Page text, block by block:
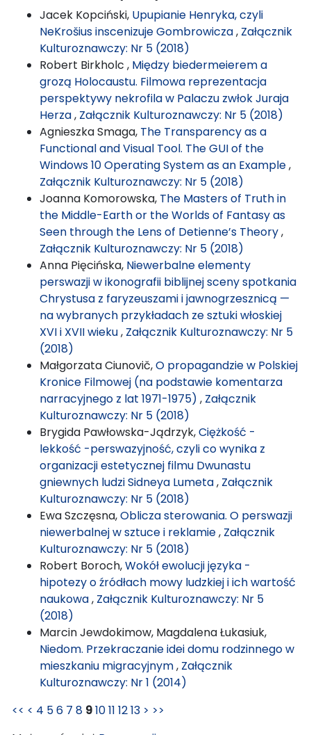
Jacek Kopciński, Upupianie Henryka, czyli
NeKrošius inscenizuje Gombrowicza, Załącznik
Kulturoznawczy: Nr 5 (2018)
Robert Birkholc , Między biedermeierem a
grozą Holocaustu. Filmowa reprezentacja
perspektywy nekrofila w Palaczu zwłok Juraja
Herza, Załącznik Kulturoznawczy: Nr 5 (2018)
Agnieszka Smaga, The Transparency as a
Functional and Visual Tool. The GUI of the
Windows 10 Operating System as an Example,
Załącznik Kulturoznawczy: Nr 5 (2018)
Joanna Komorowska, The Masters of Truth in
the Middle-Earth or the Worlds of Fantasy as
Seen through the Lens of Detienne’s Theory,
Załącznik Kulturoznawczy: Nr 5 (2018)
Anna Pięcińska, Niewerbalne elementy
perswazji w ikonografii biblijnej sceny spotkania
Chrystusa z faryzeuszami i jawnogrzesznicą —
na wybranych przykładach ze sztuki włoskiej
XVI i XVII wieku, Załącznik Kulturoznawczy: Nr 5
(2018)
Małgorzata Ciunovič,O propagandzie w Polskiej
Kronice Filmowej (na podstawie komentarza
narracyjnego z lat 1971-1975) , Załącznik
Kulturoznawczy: Nr 5 (2018)
Brygida Pawłowska-Jądrzyk,Ciężkość -
lekkość -perswazyjność, czyli co wynika z
organizacji estetycznej filmu Dwunastu
gniewnych ludzi Sidneya Lumeta, Załącznik
Kulturoznawczy: Nr 5 (2018)
Ewa Szczęsna,Oblicza sterowania. O perswazji
niewerbalnej w sztuce i reklamie, Załącznik
Kulturoznawczy: Nr 5 (2018)
Robert Boroch,Wokół ewolucji języka -
hipotezy o źródłach mowy ludzkiej i ich wartość
naukowa, Załącznik Kulturoznawczy: Nr 5
(2018)
Marcin Jewdokimow, Magdalena Łukasiuk,
Niedom. Przekraczanie idei domu rodzinnego w
mieszkaniu migracyjnym, Załącznik
Kulturoznawczy: Nr 1 (2014)
<< < 4 56 7 8 91011 1213 > >>